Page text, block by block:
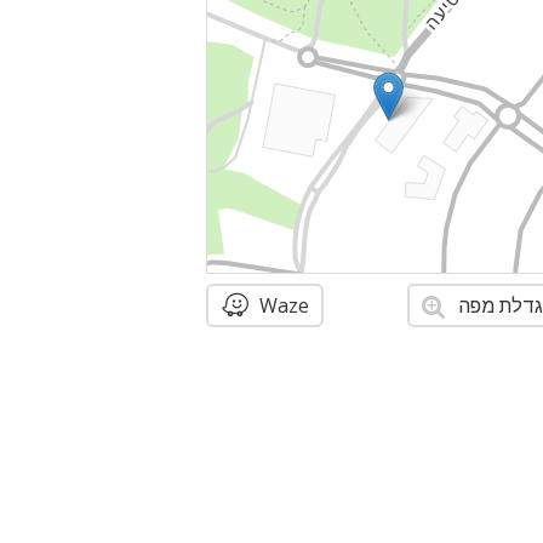
מפה Waze